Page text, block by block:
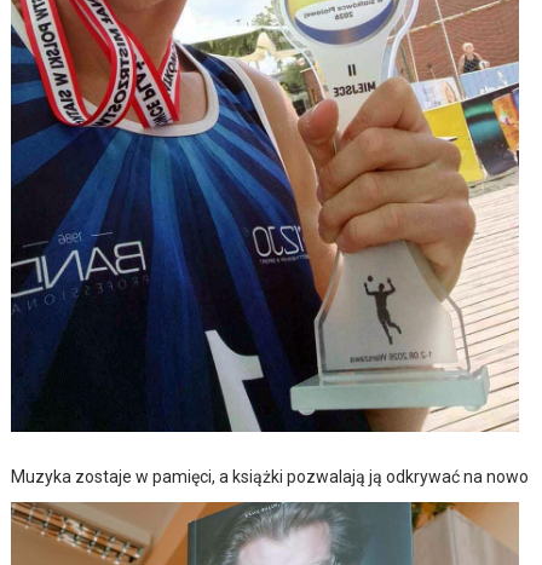
Muzyka zostaje w pamięci, a książki pozwalają ją odkrywać na nowo